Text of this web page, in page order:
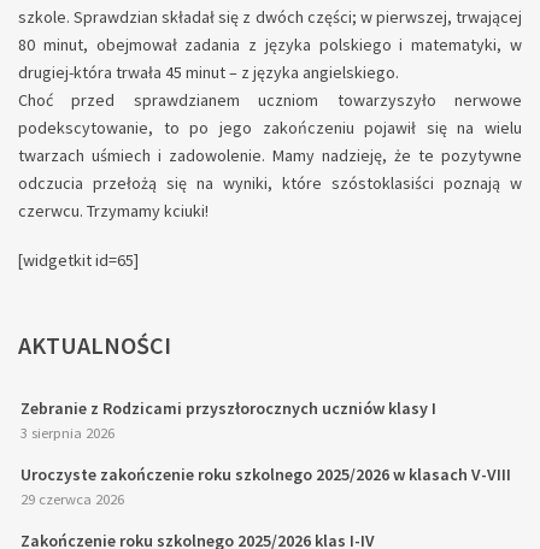
szkole. Sprawdzian składał się z dwóch części; w pierwszej, trwającej
80 minut, obejmował zadania z języka polskiego i matematyki, w
drugiej-która trwała 45 minut – z języka angielskiego.
Choć przed sprawdzianem uczniom towarzyszyło nerwowe
podekscytowanie, to po jego zakończeniu pojawił się na wielu
twarzach uśmiech i zadowolenie. Mamy nadzieję, że te pozytywne
odczucia przełożą się na wyniki, które szóstoklasiści poznają w
czerwcu. Trzymamy kciuki!
[widgetkit id=65]
AKTUALNOŚCI
Zebranie z Rodzicami przyszłorocznych uczniów klasy I
3 sierpnia 2026
Uroczyste zakończenie roku szkolnego 2025/2026 w klasach V-VIII
29 czerwca 2026
Zakończenie roku szkolnego 2025/2026 klas I-IV